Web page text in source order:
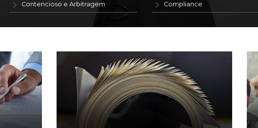
Contencioso e Arbitragem Compliance